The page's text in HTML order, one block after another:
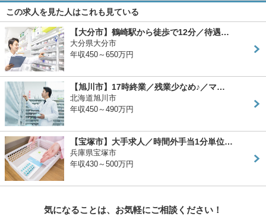
この求人を見た人はこれも見ている
【大分市】鶴崎駅から徒歩で12分／待遇…
大分県大分市
年収450～650万円
【旭川市】17時終業／残業少なめ♪／マ…
北海道旭川市
年収450～490万円
【宝塚市】大手求人／時間外手当1分単位…
兵庫県宝塚市
年収430～500万円
気になることは、お気軽にご相談ください！